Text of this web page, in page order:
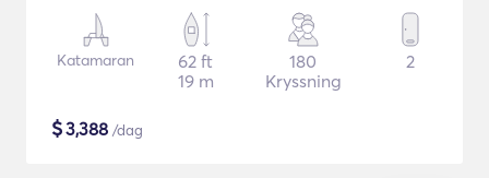
Katamaran
62 ft
19 m
180
Kryssning
2
$3,388 /dag